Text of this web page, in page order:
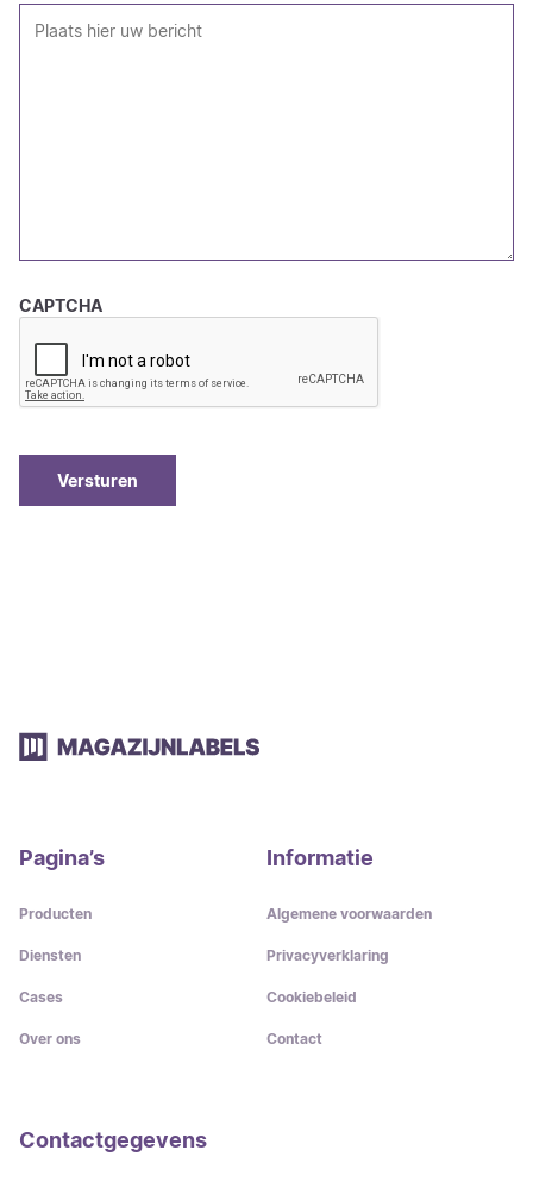
CAPTCHA
Pagina’s
Producten
Diensten
Cases
Over ons
Informatie
Algemene voorwaarden
Privacyverklaring
Cookiebeleid
Contact
Contactgegevens